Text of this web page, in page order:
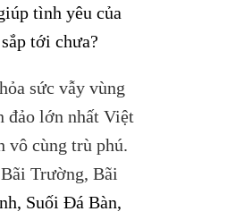
tình yêu của
tới chưa?
sức vẫy vùng
đảo lớn nhất Việt
vô cùng trù phú.
Trường, Bãi
Suối Đá Bàn,